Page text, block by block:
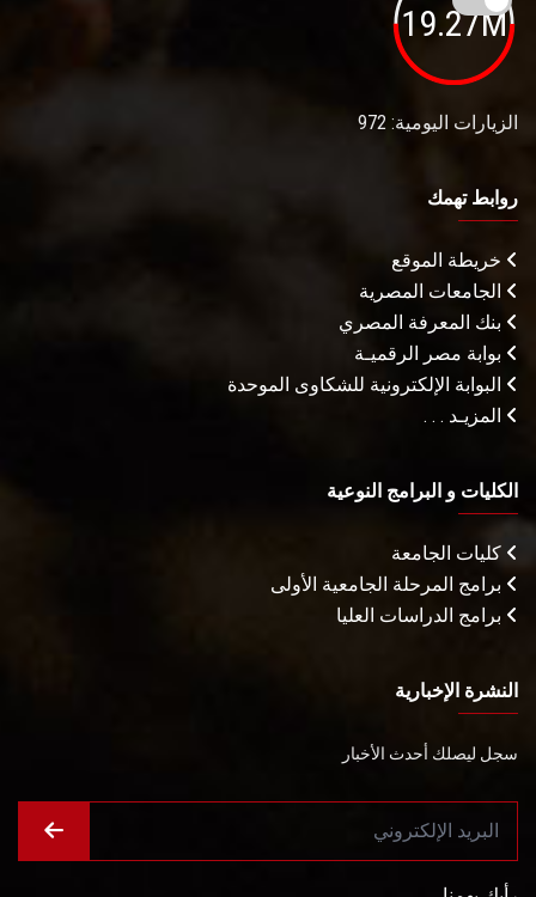
19.27M
الزيارات اليومية: 972
روابط تهمك
خريطة الموقع
الجامعات المصرية
بنك المعرفة المصري
بوابة مصر الرقميـة
البوابة الإلكترونية للشكاوى الموحدة
المزيـد . . .
الكليات و البرامج النوعية
كليات الجامعة
برامج المرحلة الجامعية الأولى
برامج الدراسات العليا
النشرة الإخبارية
سجل ليصلك أحدث الأخبار